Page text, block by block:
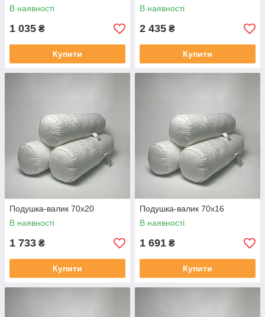
В наявності
1 035 ₴
Купити
В наявності
2 435 ₴
Купити
Подушка-валик 70x20
В наявності
1 733 ₴
Купити
Подушка-валик 70x16
В наявності
1 691 ₴
Купити